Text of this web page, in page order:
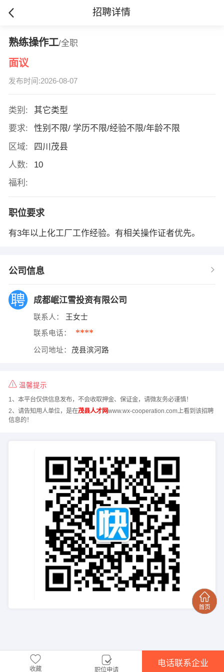
招聘详情
熟练操作工/全职
面议
发布时间:2026-08-07
类别:
其它类型
要求:
性别不限/ 学历不限/经验不限/年龄不限
区域:
四川茂县
人数:
10
福利:
职位要求
有3年以上化工厂工作经验。有相关操作证者优先。
公司信息
成都岷江雪投资有限公司
联系人： 王女士
联系电话： ****
公司地址： 茂县滨河路
温馨提示
1、本平台仅供信息发布，不会收取押金、保证金，请微友务必谨慎！
2、请告知用人单位，是在茂县人才网www.wx-cooperation.com上看到该招聘
信息的！
收藏 职位申请
电话联系企业